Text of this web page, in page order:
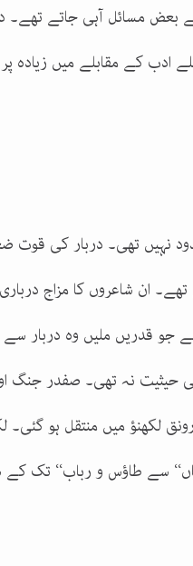
بعض مسائل آہی جاتے تھے۔
ادب کے مقابلے میں زیادہ
نہیں تھی۔ دربار کی
ان شاعروں کا مزاج درباری
جو قدریں ملیں وہ دربار
حیثیت نہ تھی۔ صفدر جنگ
لکھنؤ میں منتقل ہو گئی۔
سے طاؤس و رباب‘‘ تک